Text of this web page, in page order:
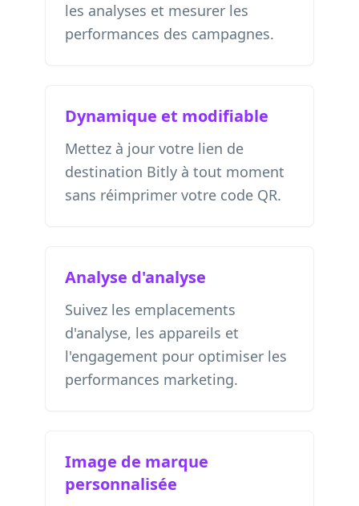
les analyses et mesurer les
performances des campagnes.
Dynamique et modifiable
Mettez à jour votre lien de
destination Bitly à tout moment
sans réimprimer votre code QR.
Analyse d'analyse
Suivez les emplacements
d'analyse, les appareils et
l'engagement pour optimiser les
performances marketing.
Image de marque
personnalisée